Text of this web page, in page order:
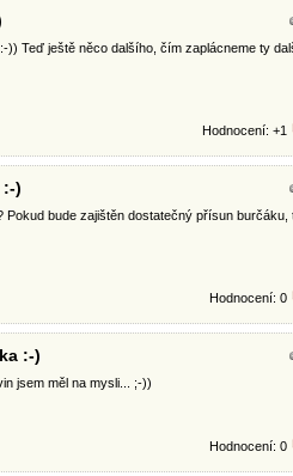
Teď ještě něco dalšího, čím zaplácneme ty
Hodnocení: +1
)
bude zajištěn dostatečný přísun burčáku,
Hodnocení: 0
:-)
jsem měl na mysli... ;-))
Hodnocení: 0